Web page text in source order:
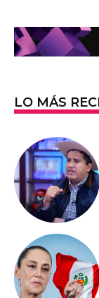
LO MÁS